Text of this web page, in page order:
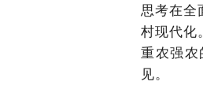
思考在全
村现代化
重农强农
见。